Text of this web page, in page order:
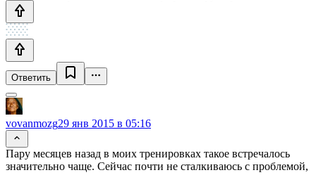
Ответить
vovanmozg29 янв 2015 в 05:16
Пару месяцев назад в моих тренировках такое встречалось
значительно чаще. Сейчас почти не сталкиваюсь с проблемой,